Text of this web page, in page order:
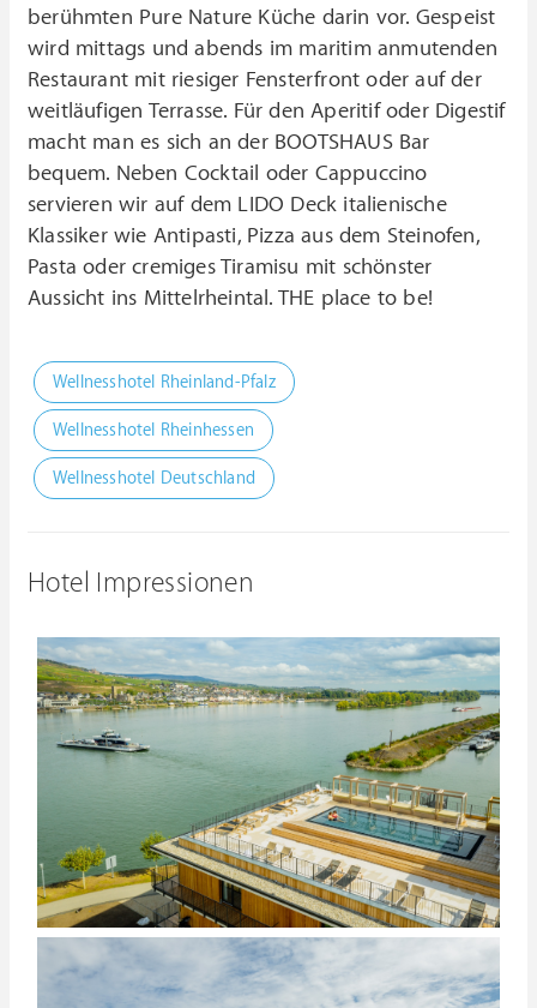
berühmten Pure Nature Küche darin vor. Gespeist
wird mittags und abends im maritim anmutenden
Restaurant mit riesiger Fensterfront oder auf der
weitläufigen Terrasse. Für den Aperitif oder Digestif
macht man es sich an der BOOTSHAUS Bar
bequem. Neben Cocktail oder Cappuccino
servieren wir auf dem LIDO Deck italienische
Klassiker wie Antipasti, Pizza aus dem Steinofen,
Pasta oder cremiges Tiramisu mit schönster
Aussicht ins Mittelrheintal. THE place to be!
Wellnesshotel Rheinland-Pfalz
Wellnesshotel Rheinhessen
Wellnesshotel Deutschland
Hotel Impressionen